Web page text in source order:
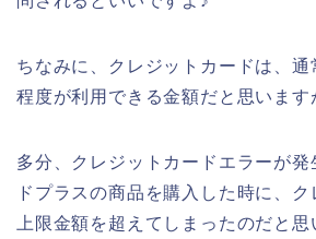
ちなみに、クレジットカードは、
程度が利用できる金額だと思います
多分、クレジットカードエラーが発
ドプラスの商品を購入した時に、
上限金額を超えてしまったのだと思